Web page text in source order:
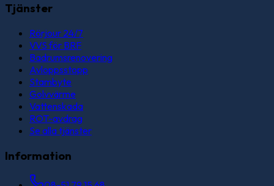
Tjänster
Rörjour 24/7
VVS för BRF
Badrumsrenovering
Avloppsstopp
Stambyte
Golvvärme
Vattenskada
ROT-avdrag
Se alla tjänster
Information